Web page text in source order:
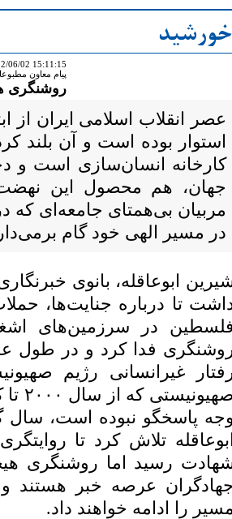
خورشید
06/02 15:11:15
پیام معاون
روشنگری
عصر انقلاب اسلامی ایران
استوار بوده است و آن بلند
کارخانه انسان‌سازی است و
جهان، هم محصول این
مربیان بی‌همتای جامعه‌ای که
در مسیر الهی خود گام
ابوعاقله، بانوی
تا درباره جنایت‌ها،
فلسطین در سرزمین‌های
فدا کرد و در طول
غیرانسانی رژیم
وجه پاسخگو نبوده است، سال
ابوعاقله تلاش کرد تا
رسید اما روشنگری
جهادگران عرصه خبر هستند
مسیر را ادامه خواهند داد.